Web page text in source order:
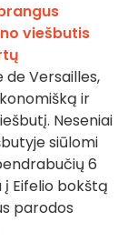
viešbutis
Versailles,
ir
Neseniai
siūlomi
6
į Eifelio bokštą
parodos